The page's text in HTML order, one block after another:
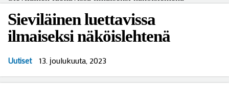
Sieviläinen luettavissa
ilmaiseksi näköislehtenä
Uutiset 13. јoulukuuta, 2023